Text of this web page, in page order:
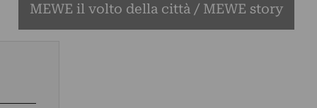
MEWE il volto della città / MEWE story